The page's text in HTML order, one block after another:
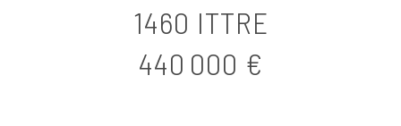
1460 ITTRE
440 000 €